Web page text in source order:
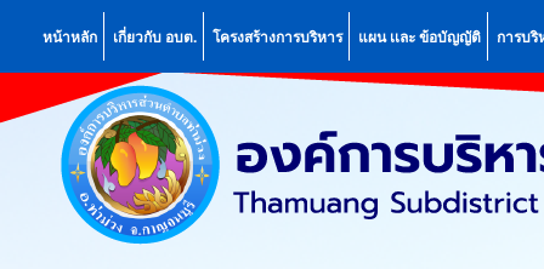
หน้าหลัก เกี่ยวกับ อบต. โครงสร้างการบริหาร แผน เเละ ข้อบัญญัติ การบริ